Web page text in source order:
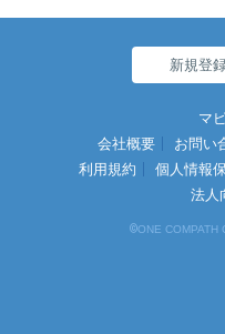
新規登
マ
会社概要
お問い
利用規約
個人情報
法人
©ONE COMPATH